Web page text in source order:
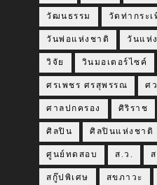
วัฒนธรรม วัดท่ากระเ
วันพ่อแห่งชาติ วันแห่
วิจัย วินมอเตอร์ไซค์
ศรเพชร ศรสุพรรณ ศ
ศาลปกครอง ศิริราช
ศิลปิน ศิลปินแห่งชาติ
ศูนย์ทดสอบ ส.ว.
สกู๊ปพิเศษ สขภาวะ